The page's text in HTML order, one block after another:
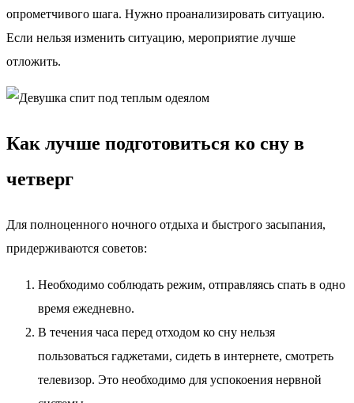
опрометчивого шага. Нужно проанализировать ситуацию.
Если нельзя изменить ситуацию, мероприятие лучше
отложить.
Как лучше подготовиться ко сну в
четверг
Для полноценного ночного отдыха и быстрого засыпания,
придерживаются советов:
Необходимо соблюдать режим, отправляясь спать в одно
время ежедневно.
В течения часа перед отходом ко сну нельзя
пользоваться гаджетами, сидеть в интернете, смотреть
телевизор. Это необходимо для успокоения нервной